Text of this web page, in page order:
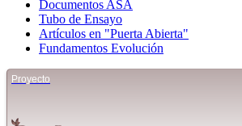
Documentos ASA
Tubo de Ensayo
Artículos en "Puerta Abierta"
Fundamentos Evolución
Proyecto